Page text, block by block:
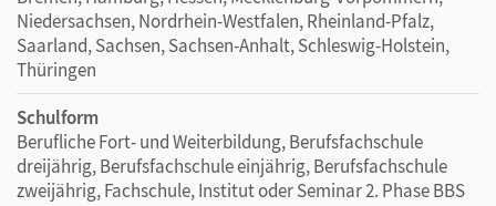
Niedersachsen, Nordrhein-Westfalen, Rheinland-Pfalz,
Saarland, Sachsen, Sachsen-Anhalt, Schleswig-Holstein,
Thüringen
Schulform
Berufliche Fort- und Weiterbildung, Berufsfachschule
dreijährig, Berufsfachschule einjährig, Berufsfachschule
zweijährig, Fachschule, Institut oder Seminar 2. Phase BBS